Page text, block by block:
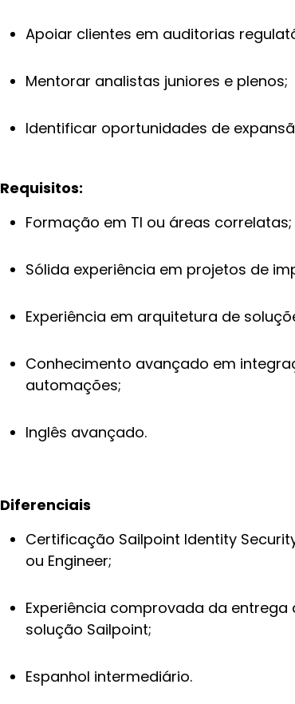
Apoiar clientes em auditorias
Mentorar analistas juniores e plenos;
Identificar oportunidades de
Requisitos:
Formação em TI ou áreas correlatas;
Sólida experiência em projetos de
Experiência em arquitetura de
Conhecimento avançado em
automações;
Inglês avançado.
Diferenciais
Certificação Sailpoint Identity
ou Engineer;
Experiência comprovada da entrega
solução Sailpoint;
Espanhol intermediário.